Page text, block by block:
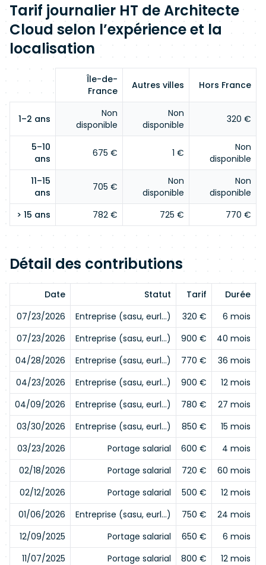
Tarif journalier HT de Architecte
Cloud selon l’expérience et la
localisation
Île-de-
France
Autres villes Hors France
1–2 ans
Non
disponible
Non
disponible
320 €
5–10
ans
675 € 1 €
Non
disponible
11–15
ans
705 €
Non
disponible
Non
disponible
> 15 ans
782 € 725 € 770 €
Détail des contributions
Date Statut Tarif Durée
07/23/2026
Entreprise (sasu, eurl…) 320 €
6 mois
07/23/2026
Entreprise (sasu, eurl…) 900 €
40 mois
04/28/2026
Entreprise (sasu, eurl…) 770 €
36 mois
04/23/2026
Entreprise (sasu, eurl…) 900 €
12 mois
04/09/2026
Entreprise (sasu, eurl…) 780 €
27 mois
03/30/2026
Entreprise (sasu, eurl…) 850 €
15 mois
03/23/2026
Portage salarial 600 €
4 mois
02/18/2026
Portage salarial 720 €
60 mois
02/12/2026
Portage salarial 500 €
12 mois
01/06/2026
Entreprise (sasu, eurl…) 750 €
24 mois
12/09/2025
Portage salarial 650 €
6 mois
11/07/2025
Portage salarial 800 € 12 mois